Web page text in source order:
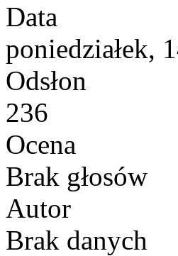
Data
poniedziałek,
Odsłon
236
Ocena
Brak głosów
Autor
Brak danych